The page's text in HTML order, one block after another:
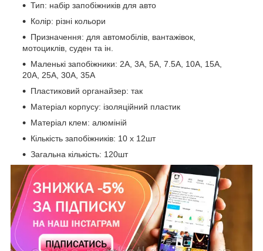
Тип: набір запобіжників для авто
Колір: різні кольори
Призначення: для автомобілів, вантажівок,
мотоциклів, суден та ін.
Маленькі запобіжники: 2A, 3A, 5A, 7.5A, 10A, 15A,
20A, 25A, 30A, 35A
Пластиковий органайзер: так
Матеріал корпусу: ізоляційний пластик
Матеріал клем: алюміній
Кількість запобіжників: 10 х 12шт
Загальна кількість: 120шт